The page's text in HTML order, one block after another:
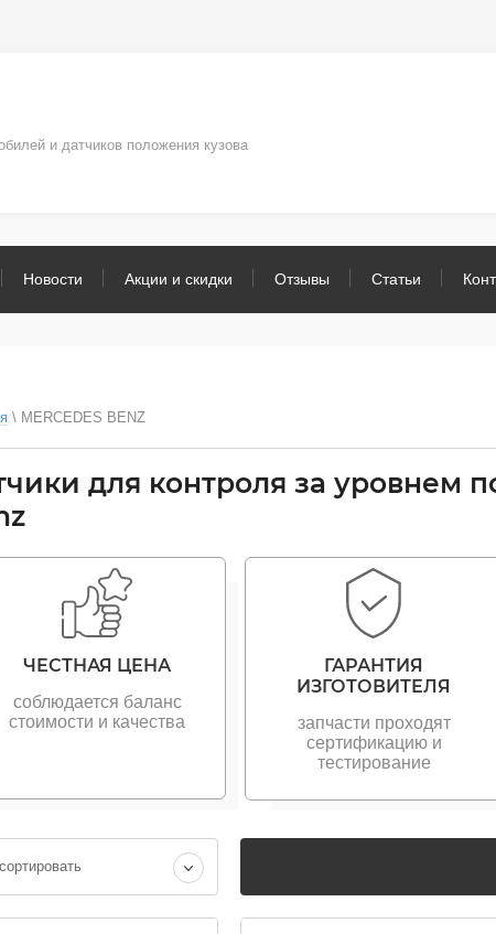
и датчиков положения кузова
Новости Акции и скидки Отзывы Статьи
\ MERCEDES BENZ
для контроля за уровнем
ЧЕСТНАЯ ЦЕНА
соблюдается баланс
стоимости и качества
ГАРАНТИЯ
ИЗГОТОВИТЕЛЯ
запчасти проходят
сертификацию и
тестирование